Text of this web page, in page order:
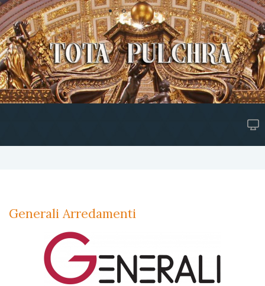
Generali Arredamenti